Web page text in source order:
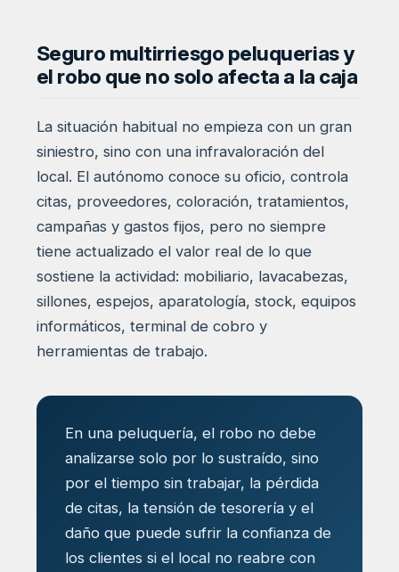
Seguro multirriesgo peluquerias y
el robo que no solo afecta a la caja
La situación habitual no empieza con un gran
siniestro, sino con una infravaloración del
local. El autónomo conoce su oficio, controla
citas, proveedores, coloración, tratamientos,
campañas y gastos fijos, pero no siempre
tiene actualizado el valor real de lo que
sostiene la actividad: mobiliario, lavacabezas,
sillones, espejos, aparatología, stock, equipos
informáticos, terminal de cobro y
herramientas de trabajo.
En una peluquería, el robo no debe
analizarse solo por lo sustraído, sino
por el tiempo sin trabajar, la pérdida
de citas, la tensión de tesorería y el
daño que puede sufrir la confianza de
los clientes si el local no reabre con